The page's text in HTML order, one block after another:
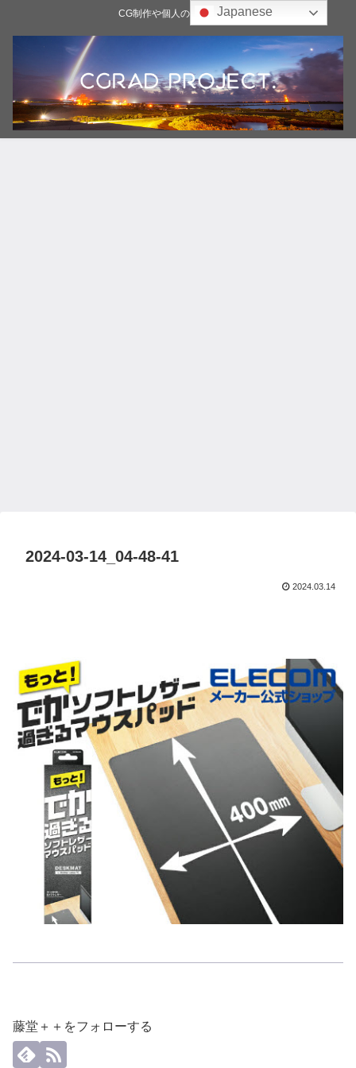
CG制作や個人の雑記ブログ
2024-03-14_04-48-41
2024.03.14
藤堂＋＋をフォローする
Japanese